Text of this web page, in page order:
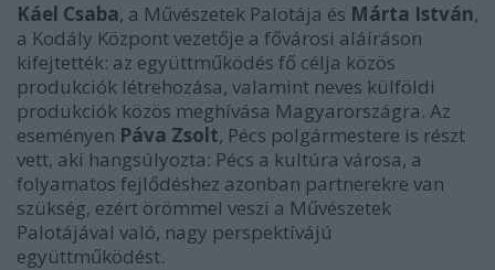
Káel Csaba, a Művészetek Palotája és Márta István,
a Kodály Központ vezetője a fővárosi aláíráson
kifejtették: az együttműködés fő célja közös
produkciók létrehozása, valamint neves külföldi
produkciók közös meghívása Magyarországra. Az
eseményen Páva Zsolt, Pécs polgármestere is részt
vett, aki hangsúlyozta: Pécs a kultúra városa, a
folyamatos fejlődéshez azonban partnerekre van
szükség, ezért örömmel veszi a Művészetek
Palotájával való, nagy perspektívájú
együttműködést.